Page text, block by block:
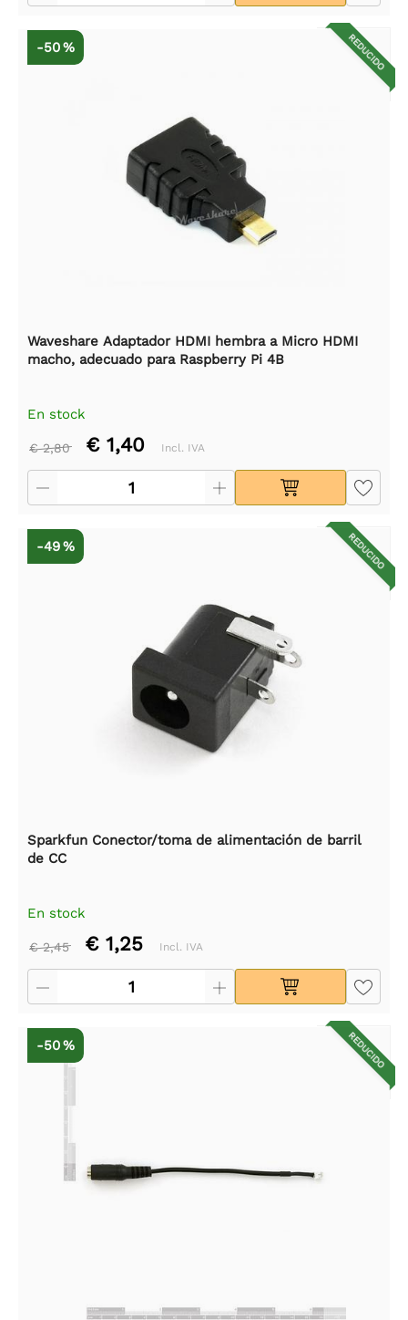
REDUCIDO
-50 %
Waveshare Adaptador HDMI hembra a Micro HDMI
macho, adecuado para Raspberry Pi 4B
En stock
€ 2,80 € 1,40 Incl. IVA
REDUCIDO
-49 %
Sparkfun Conector/toma de alimentación de barril
de CC
En stock
€ 2,45 € 1,25 Incl. IVA
REDUCIDO
-50 %